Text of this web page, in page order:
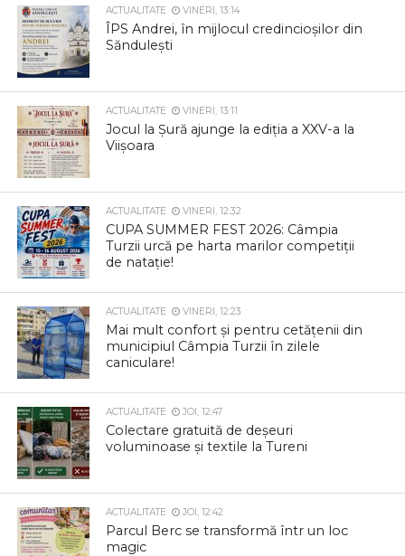
ACTUALITATE VINERI, 13:14
ÎPS Andrei, în mijlocul credincioșilor din
Săndulești
ACTUALITATE VINERI, 13:11
Jocul la Șură ajunge la ediția a XXV-a la
Viișoara
ACTUALITATE VINERI, 12:32
CUPA SUMMER FEST 2026: Câmpia
Turzii urcă pe harta marilor competiții
de natație!
ACTUALITATE VINERI, 12:23
Mai mult confort și pentru cetățenii din
municipiul Câmpia Turzii în zilele
caniculare!
ACTUALITATE JOI, 12:47
Colectare gratuită de deșeuri
voluminoase și textile la Tureni
ACTUALITATE JOI, 12:42
Parcul Berc se transformă într un loc
magic